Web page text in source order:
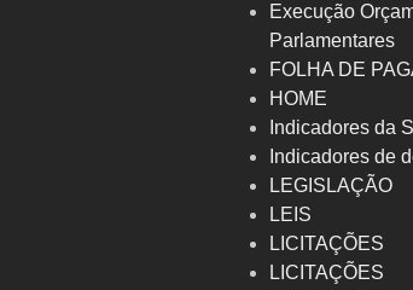
Execução
Parlamentares
FOLHA DE
HOME
Indicadores da
Indicadores de
LEGISLAÇÃO
LEIS
LICITAÇÕES
LICITAÇÕES